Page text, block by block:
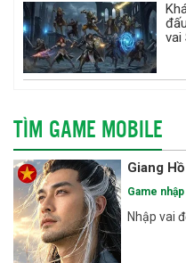
vai
TÌM GAME MOBILE
Giang
Game
Nhập vai